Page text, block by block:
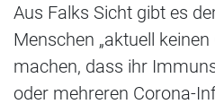
Aus Falks Sicht gibt es
Menschen „aktuell
machen, dass ihr
oder mehreren Corona-